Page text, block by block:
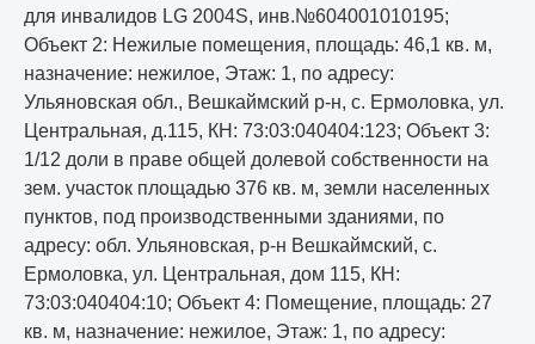
для инвалидов LG 2004S, инв.№604001010195;
Объект 2: Нежилые помещения, площадь: 46,1 кв. м,
назначение: нежилое, Этаж: 1, по адресу:
Ульяновская обл., Вешкаймский р-н, с. Ермоловка, ул.
Центральная, д.115, КН: 73:03:040404:123; Объект 3:
1/12 доли в праве общей долевой собственности на
зем. участок площадью 376 кв. м, земли населенных
пунктов, под производственными зданиями, по
адресу: обл. Ульяновская, р-н Вешкаймский, с.
Ермоловка, ул. Центральная, дом 115, КН:
73:03:040404:10; Объект 4: Помещение, площадь: 27
кв. м, назначение: нежилое, Этаж: 1, по адресу: